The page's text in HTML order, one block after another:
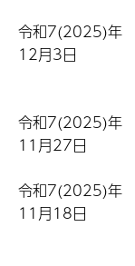
令和7(2025)年
12月3日
令和7(2025)年
11月27日
令和7(2025)年
11月18日